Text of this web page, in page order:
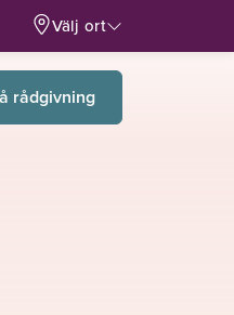
Välj ort
rådgivning